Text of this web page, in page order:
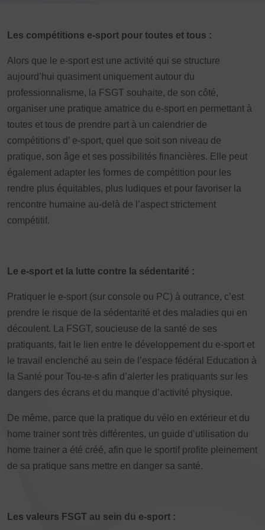
ACTUALITÉS
CONTACT
JE SOUHAITE TROUVER UNE ACTIVITÉ SPORTIVE
Activités d’entretien, de forme et de santé
Activités physiques de danse et d’expression
Atelier d’aventure motrice des 0 – 3 ans
Athlé-Marche nordique
Athlétisme – Piste & Courses hors stade Autres
Autres sports Nautiques Badminton Ball-trap Basketball
Boules lyonnaises E-sport Echecs Football
Gymnastique Joutes nautiques Judo
Multi-activités Natation Omniforces Pétanque
JE SOUHAITE M’AFFILIER
Affiliation
Réaffiliation
Prise de licence
JE SOUHAITE TROUVER UN COMITÉ
JE SOUHAITE ADHÉRER
Affiliation
Honorabilité
Licence Omnisports
Certificat Médical
Les compétitions e-sport pour toutes et tous :
Alors que le e-sport est une activité qui se structure
aujourd’hui quasiment uniquement autour du
professionnalisme, la FSGT souhaite, de son côté,
organiser une pratique amatrice du e-sport en permettant à
toutes et tous de prendre part à un calendrier de
compétitions d’ e-sport, quel que soit son niveau de
pratique, son âge et ses possibilités financières. Elle peut
également adapter les formes de compétition pour les
rendre plus équitables, plus ludiques et pour favoriser la
rencontre humaine au-delà de l’aspect strictement
compétitif.
Le e-sport et la lutte contre la sédentarité :
Pratiquer le e-sport (sur console ou PC) à outrance, c’est
prendre le risque de la sédentarité et des maladies qui en
découlent. La FSGT, soucieuse de la santé de ses
pratiquants, fait le lien entre le développement du e-sport et
le travail enclenché au sein de l’espace fédéral Education à
la Santé pour Tou-te-s afin d’alerter les pratiquants sur les
dangers des écrans et du manque d’activité physique.
De même, parce que la pratique du vélo en extérieur et du
home trainer sont très différentes, un guide d’utilisation du
home trainer a été créé, afin que le sportif profite pleinement
de sa pratique sans mettre en danger sa santé.
Les valeurs FSGT au sein du e-sport :